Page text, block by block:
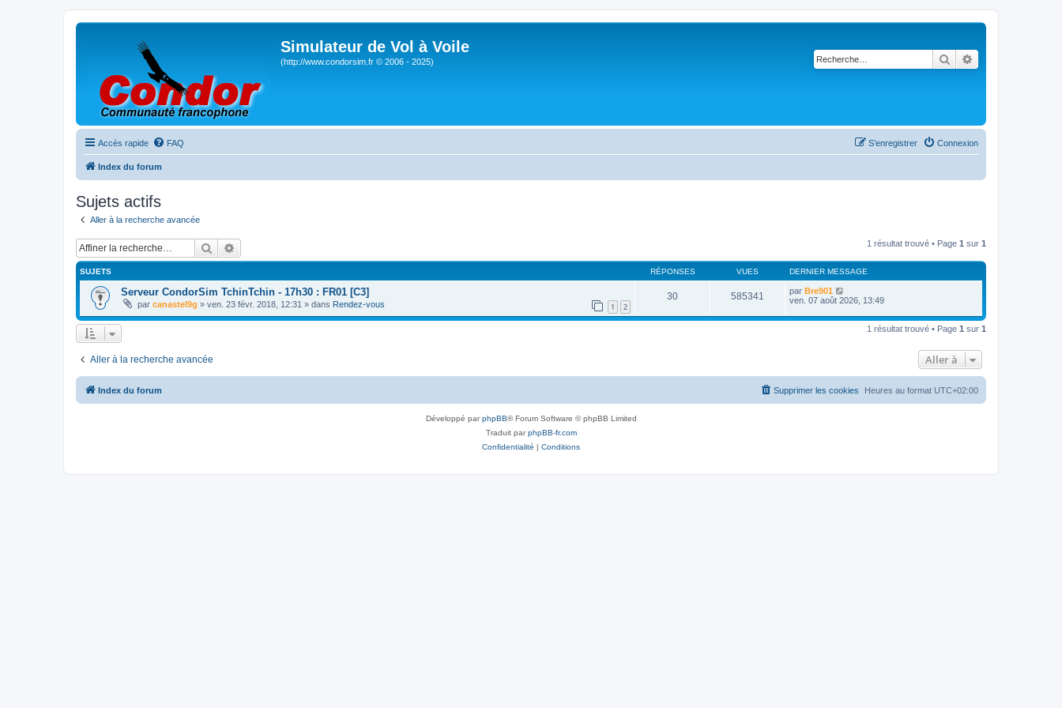
Simulateur de Vol à Voile
(http://www.condorsim.fr © 2006 - 2025) Rechercher
Accès rapide FAQ Connexion
S’enregistrer
Index du forum
Sujets actifs
Aller à la recherche avancée
Rechercher 1 résultat trouvé • Page 1 sur 1
SUJETS RÉPONSES VUES DERNIER MESSAGE
Serveur CondorSim TchinTchin - 17h30 : FR01 [C3]
par canastel9g » ven. 23 févr. 2018, 12:31 » dans Rendez-vous 1 2
30 585341 par Bre901
ven. 07 août 2026, 13:49
1 résultat trouvé • Page 1 sur 1
Aller à la recherche avancée Aller à
Index du forum Heures au format UTC+02:00
Supprimer les cookies
Développé parphpBB® Forum Software © phpBB Limited
Traduit parphpBB-fr.com
Confidentialité | Conditions